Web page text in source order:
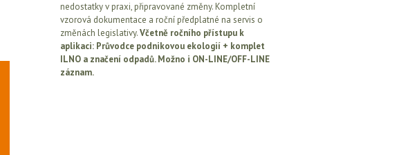
nedostatky v praxi, připravované změny. Kompletní
vzorová dokumentace a roční předplatné na servis o
změnách legislativy.Včetně ročního přístupu k
aplikaci: Průvodce podnikovou ekologií + komplet
ILNO a značení odpadů. Možno i ON-LINE/OFF-LINE
záznam.